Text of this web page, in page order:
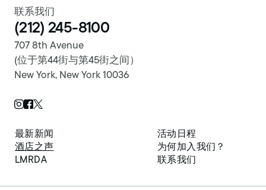
联系我们
(212) 245-8100
707 8th Avenue
(位于第44街与第45街之间）
New York, New York 10036
Instagram Page
Facebook Page
Twitter Page
最新新闻
酒店之声
LMRDA
活动日程
为何加入我们？
联系我们